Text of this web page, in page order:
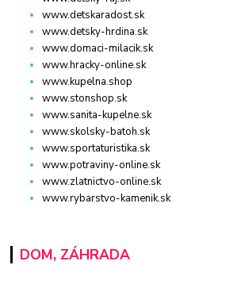
www.detskaradost.sk
www.detsky-hrdina.sk
www.domaci-milacik.sk
www.hracky-online.sk
www.kupelna.shop
www.stonshop.sk
www.sanita-kupelne.sk
www.skolsky-batoh.sk
www.sportaturistika.sk
www.potraviny-online.sk
www.zlatnictvo-online.sk
www.rybarstvo-kamenik.sk
DOM, ZÁHRADA